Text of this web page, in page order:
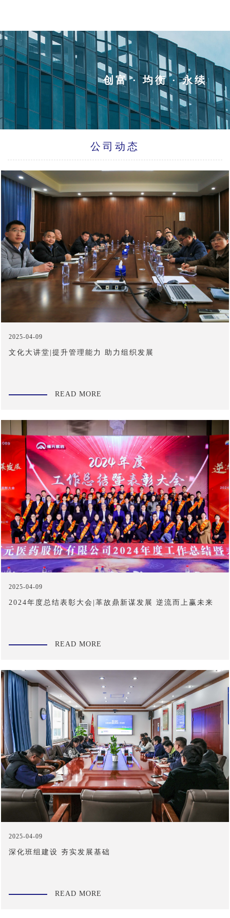
创富 · 均衡 · 永续
公司动态
2025-04-09
文化大讲堂|提升管理能力 助力组织发展
READ MORE
2025-04-09
2024年度总结表彰大会|革故鼎新谋发展 逆流而上赢未来
READ MORE
2025-04-09
深化班组建设 夯实发展基础
READ MORE